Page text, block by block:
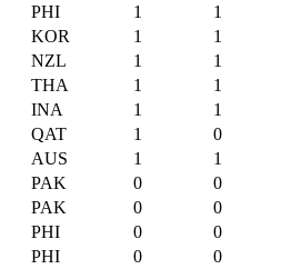
PHI 1
1
KOR 1
1
NZL 1
1
THA 1
1
INA 1
1
QAT 1
0
AUS 1
1
PAK 0
0
PAK 0
0
PHI 0
0
PHI 0
0